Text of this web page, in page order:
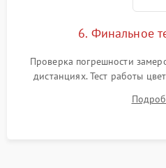
6. Финальное
Проверка погрешности
дистанциях. Тест работы
термограмм в память и
автономности работы и